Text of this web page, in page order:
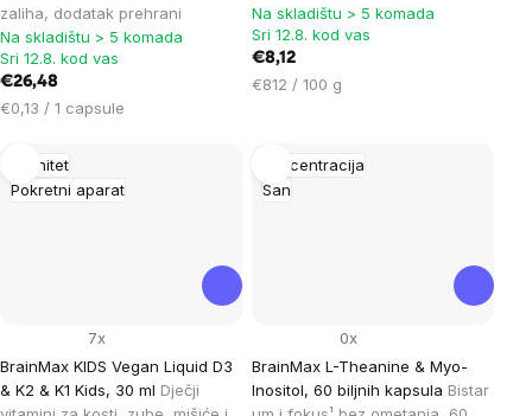
zaliha, dodatak prehrani
Na skladištu > 5 komada
Sri 12.8. kod vas
€26,48
Cijena
€0,13 / 1 capsule
Na skladištu > 5 komada
Sri 12.8. kod vas
€8,12
Cijena
€812 / 100 g
Imunitet
Pokretni aparat
BrainMax KIDS Vegan Liquid D3
& K2 & K1 Kids, 30 ml Dječji
7x
Koncentracija
San
BrainMax L-Theanine & Myo-
Inositol, 60 biljnih kapsula Bistar
0x